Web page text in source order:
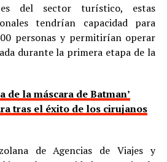
del sector turístico, estas
tendrían capacidad para
personas y permitirían operar
durante la primera etapa de la
de la máscara de Batman’
tras el éxito de los cirujanos
de Agencias de Viajes y